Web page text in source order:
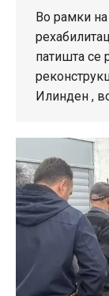
Во рамки на
патишта се
Илинден ,